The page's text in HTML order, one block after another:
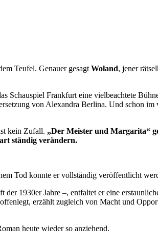
Teufel. Genauer gesagtWoland, jener
Schauspiel Frankfurt eine vielbeachtete
von Alexandra Berlina. Und schon im
kein Zufall. „Der Meister und Margarita“
ständig verändern.
Tod konnte er vollständig veröffentlicht
1930er Jahre –, entfaltet er eine
erzählt zugleich von Macht und
heute wieder so anziehend.